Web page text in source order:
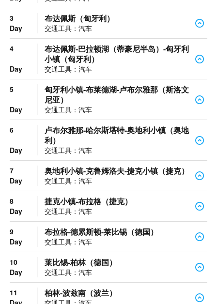
3
Day
布达佩斯（匈牙利）
交通工具：汽车
4
Day
布达佩斯-巴拉顿湖（蒂豪尼半岛）-匈牙利
小镇（匈牙利）
交通工具：汽车
5
Day
匈牙利小镇-布莱德湖-卢布尔雅那（斯洛文
尼亚）
交通工具：汽车
6
Day
卢布尔雅那-哈尔斯塔特-奥地利小镇（奥地
利）
交通工具：汽车
7
Day
奥地利小镇-克鲁姆洛夫-捷克小镇（捷克）
交通工具：汽车
8
Day
捷克小镇-布拉格（捷克）
交通工具：汽车
9
Day
布拉格-德累斯顿-莱比锡（德国）
交通工具：汽车
10
Day
莱比锡-柏林（德国）
交通工具：汽车
11
柏林-波兹南（波兰）